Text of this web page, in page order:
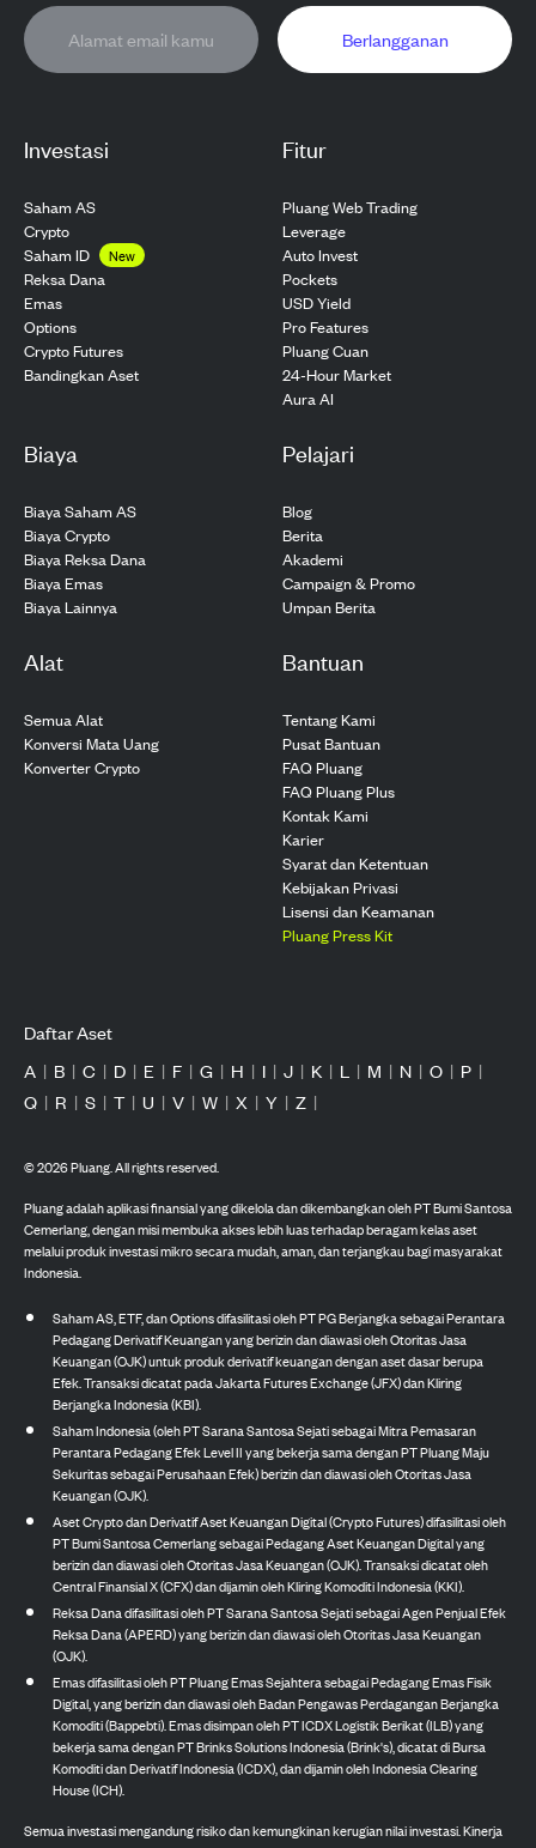
Investasi
Saham AS
Crypto
Saham ID
New
Reksa Dana
Emas
Options
Crypto Futures
Bandingkan Aset
Fitur
Pluang Web Trading
Leverage
Auto Invest
Pockets
USD Yield
Pro Features
Pluang Cuan
24-Hour Market
Aura AI
Biaya
Biaya Saham AS
Biaya Crypto
Biaya Reksa Dana
Biaya Emas
Biaya Lainnya
Pelajari
Blog
Berita
Akademi
Campaign & Promo
Umpan Berita
Alat
Semua Alat
Konversi Mata Uang
Konverter Crypto
Bantuan
Tentang Kami
Pusat Bantuan
FAQ Pluang
FAQ Pluang Plus
Kontak Kami
Karier
Syarat dan Ketentuan
Kebijakan Privasi
Lisensi dan Keamanan
Pluang Press Kit
Berlangganan
Daftar Aset
A | B | C | D | E | F | G | H | I | J | K | L | M | N | O | P |
Q | R | S | T | U | V | W | X | Y | Z |
©2026Pluang. All rights reserved.
Pluang adalah aplikasi finansial yang dikelola dan dikembangkan oleh PT Bumi Santosa
Cemerlang, dengan misi membuka akses lebih luas terhadap beragam kelas aset
melalui produk investasi mikro secara mudah, aman, dan terjangkau bagi masyarakat
Indonesia.
Saham AS, ETF, dan Options difasilitasi oleh PT PG Berjangka sebagai Perantara
Pedagang Derivatif Keuangan yang berizin dan diawasi oleh Otoritas Jasa
Keuangan (OJK) untuk produk derivatif keuangan dengan aset dasar berupa
Efek. Transaksi dicatat pada Jakarta Futures Exchange (JFX) dan Kliring
Berjangka Indonesia (KBI).
Saham Indonesia (oleh PT Sarana Santosa Sejati sebagai Mitra Pemasaran
Perantara Pedagang Efek Level II yang bekerja sama dengan PT Pluang Maju
Sekuritas sebagai Perusahaan Efek) berizin dan diawasi oleh Otoritas Jasa
Keuangan (OJK).
Aset Crypto dan Derivatif Aset Keuangan Digital (Crypto Futures) difasilitasi oleh
PT Bumi Santosa Cemerlang sebagai Pedagang Aset Keuangan Digital yang
berizin dan diawasi oleh Otoritas Jasa Keuangan (OJK). Transaksi dicatat oleh
Central Finansial X (CFX) dan dijamin oleh Kliring Komoditi Indonesia (KKI).
Reksa Dana difasilitasi oleh PT Sarana Santosa Sejati sebagai Agen Penjual Efek
Reksa Dana (APERD) yang berizin dan diawasi oleh Otoritas Jasa Keuangan
(OJK).
Emas difasilitasi oleh PT Pluang Emas Sejahtera sebagai Pedagang Emas Fisik
Digital, yang berizin dan diawasi oleh Badan Pengawas Perdagangan Berjangka
Komoditi (Bappebti). Emas disimpan oleh PT ICDX Logistik Berikat (ILB) yang
bekerja sama dengan PT Brinks Solutions Indonesia (Brink's), dicatat di Bursa
Komoditi dan Derivatif Indonesia (ICDX), dan dijamin oleh Indonesia Clearing
House (ICH).
Semua investasi mengandung risiko dan kemungkinan kerugian nilai investasi. Kinerja